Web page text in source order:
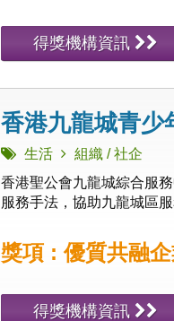
得獎機構資訊
香港九龍城青少
生活
組織 / 社企
香港聖公會九龍城綜合服
服務手法，協助九龍城區
獎項 : 優質共融
得獎機構資訊